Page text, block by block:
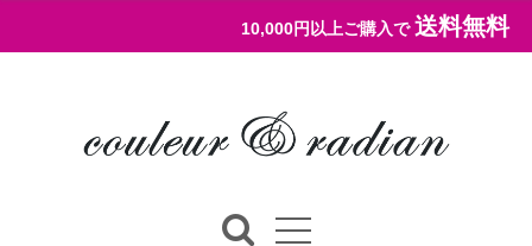
10,000円以上ご購入で 送料無料